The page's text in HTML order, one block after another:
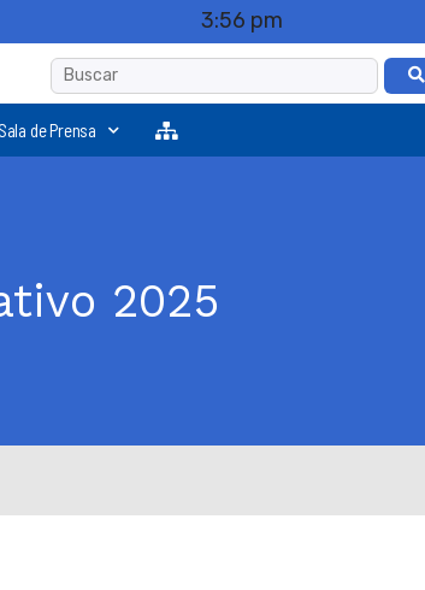
3:56 pm
Sala de Prensa
2025